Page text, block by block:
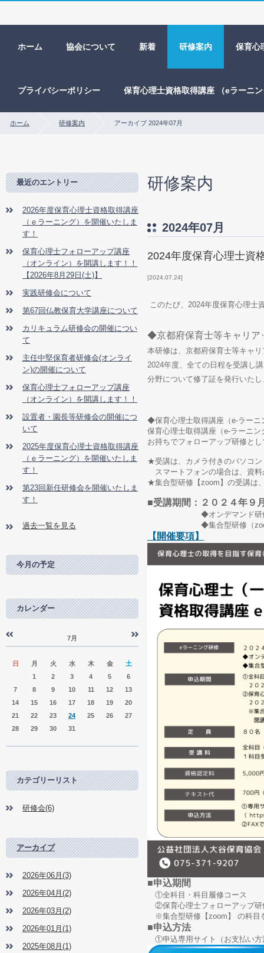
ホーム 協会について 新着 研修案内 保育心
プライバシーポリシー 保育心理士資格取得講座 （eラーニ
ホーム 研修案内 アーカイブ 2024年07月
研修案内
2024年07月
2024.07.24
2024年度保育心理士資
このたび、2024年度保育心理士
◆京都府保育士等キャリ
本研修は、京都府保育士等キャ
2024年度、全ての日程を受講し
分野について修了証を発行いた
◆保育心理士取得講座（e-ラー
保育心理士取得講座（e-ラーニ
お持ちでフォローアップ研修と
★受講は、カメラ付きのパソコ
スマートフォンの場合は、資料
★集合型研修【zoom】の受講は
■受講期間：２０２４年９
◆オンデマンド研
◆集合型研修（zoom
【開催要項】
■申込期間
①全科目・科目履修コー
②保育心理士フォローアップ研
※集合型研修【zoom】 の科目
■申込方法
①申込専用サイト（お支払い方
最近のエントリー
2026年度保育心理士資格取得講座
（ｅラーニング）を開催いたしま
す！
保育心理士フォローアップ講座
（オンライン）を開講します！！
【2026年8月29日(土)】
実践研修会について
第67回仏教保育大学講座について
カリキュラム研修会の開催につい
て
主任中堅保育者研修会(オンライ
ン)の開催について
保育心理士フォローアップ講座
（オンライン）を開講します！！
設置者・園長等研修会の開催につ
いて
2025年度保育心理士資格取得講座
（ｅラーニング）を開催いたしま
す！
第23回新任研修会を開催いたしま
す！
過去一覧を見る
今月の予定
カレンダー
«
7月
»
日 月 火 水 木 金
土
1
2 3 4 5
6
7
8 9 10 11 12
13
14
15 16 17 18 19
20
21
22 23 24 25 26
27
28
29 30 31
カテゴリーリスト
研修会(6)
アーカイブ
2026年06月(3)
2026年04月(2)
2026年03月(2)
2026年01月(1)
2025年08月(1)